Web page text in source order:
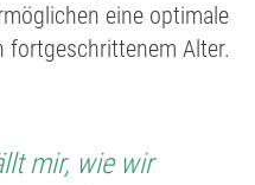
eine optimale
fortgeschrittenem Alter.
mir, wie wir